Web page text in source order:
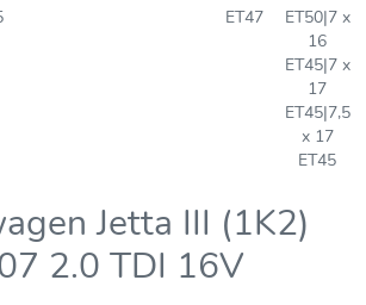
ET47
ET50|7 x
16
ET45|7 x
17
ET45|7,5
x 17
ET45
Jetta III (1K2)
2.0 TDI 16V